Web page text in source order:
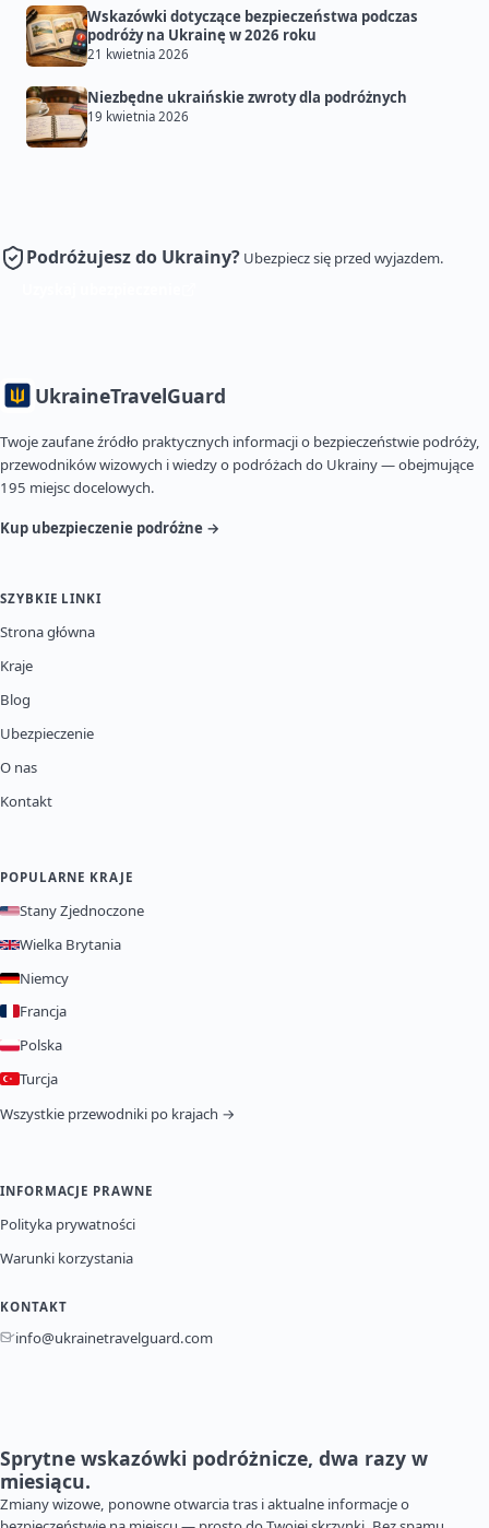
Wskazówki dotyczące bezpieczeństwa podczas
podróży na Ukrainę w 2026 roku
21 kwietnia 2026
Niezbędne ukraińskie zwroty dla podróżnych
19 kwietnia 2026
Podróżujesz do Ukrainy? Ubezpiecz się przed wyjazdem.
UkraineTravelGuard
Twoje zaufane źródło praktycznych informacji o bezpieczeństwie podróży,
przewodników wizowych i wiedzy o podróżach do Ukrainy — obejmujące
195 miejsc docelowych.
Kup ubezpieczenie podróżne →
SZYBKIE LINKI
Strona główna
Kraje
Blog
Ubezpieczenie
O nas
Kontakt
POPULARNE KRAJE
Stany Zjednoczone
Wielka Brytania
Niemcy
Francja
Polska
Turcja
Wszystkie przewodniki po krajach →
INFORMACJE PRAWNE
Polityka prywatności
Warunki korzystania
KONTAKT
info@ukrainetravelguard.com
Sprytne wskazówki podróżnicze, dwa razy w
miesiącu.
Zmiany wizowe, ponowne otwarcia tras i aktualne informacje o